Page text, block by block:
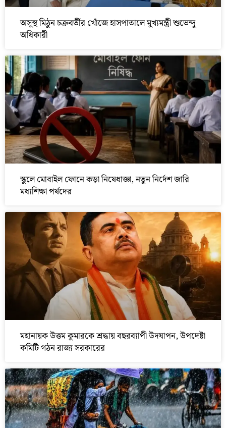
অসুস্থ মিঠুন চক্রবর্তীর খোঁজে হাসপাতালে মুখ্যমন্ত্রী শুভেন্দু
অধিকারী
স্কুলে মোবাইল ফোনে কড়া নিষেধাজ্ঞা, নতুন নির্দেশ জারি
মধ্যশিক্ষা পর্ষদের
মহানায়ক উত্তম কুমারকে শ্রদ্ধায় বছরব্যাপী উদযাপন, উপদেষ্টা
কমিটি গঠন রাজ্য সরকারের